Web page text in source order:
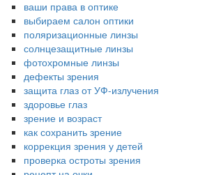
ваши права в оптике
выбираем салон оптики
поляризационные линзы
солнцезащитные линзы
фотохромные линзы
дефекты зрения
защита глаз от УФ-излучения
здоровье глаз
зрение и возраст
как сохранить зрение
коррекция зрения у детей
проверка остроты зрения